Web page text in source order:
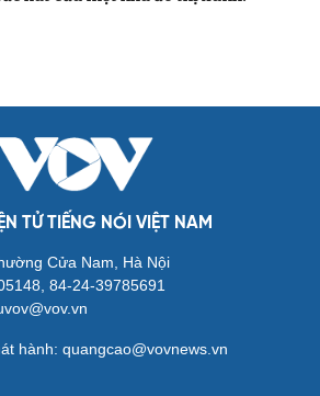
TỬ TIẾNG NÓI VIỆT NAM
Cửa Nam, Hà Nội
84-24-39785691
hành: quangcao@vovnews.vn